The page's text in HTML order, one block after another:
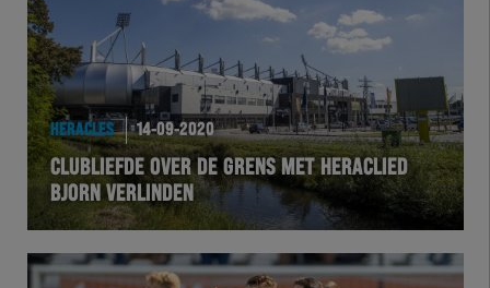
HERACLES 14-09-2020
CLUBLIEFDE OVER DE GRENS MET HERACLIED
BJORN VERLINDEN